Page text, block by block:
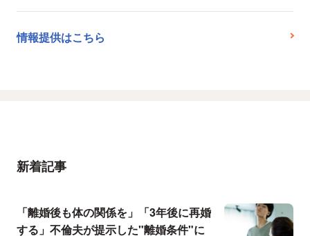
情報提供はこちら
新着記事
「離婚後も体の関係を」「3年後に再婚
する」不倫夫が提示した"離婚条件"に